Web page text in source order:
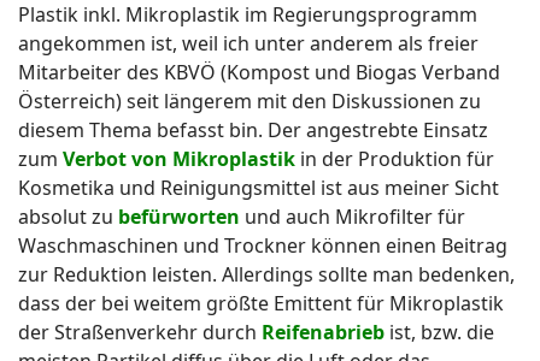
Plastik inkl. Mikroplastik im Regierungsprogramm
angekommen ist, weil ich unter anderem als freier
Mitarbeiter des KBVÖ (Kompost und Biogas Verband
Österreich) seit längerem mit den Diskussionen zu
diesem Thema befasst bin. Der angestrebte Einsatz
zum Verbot von Mikroplastik in der Produktion für
Kosmetika und Reinigungsmittel ist aus meiner Sicht
absolut zu befürworten und auch Mikrofilter für
Waschmaschinen und Trockner können einen Beitrag
zur Reduktion leisten. Allerdings sollte man bedenken,
dass der bei weitem größte Emittent für Mikroplastik
der Straßenverkehr durch Reifenabrieb ist, bzw. die